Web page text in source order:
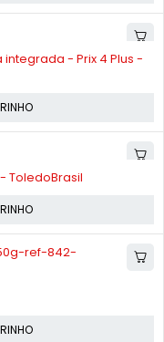
- Prix 4 Plus -
ToledoBrasil